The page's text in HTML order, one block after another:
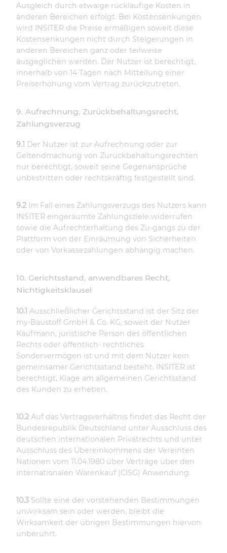
Ausgleich durch etwaige rückläufige Kosten in
anderen Bereichen erfolgt. Bei Kostensenkungen
wird INSITER die Preise ermäßigen soweit diese
Kostensenkungen nicht durch Steigerungen in
anderen Bereichen ganz oder teilweise
ausgeglichen werden. Der Nutzer ist berechtigt,
innerhalb von 14 Tagen nach Mitteilung einer
Preiserhöhung vom Vertrag zurückzutreten.
9. Aufrechnung, Zurückbehaltungsrecht,
Zahlungsverzug
9.1 Der Nutzer ist zur Aufrechnung oder zur
Geltendmachung von Zurückbehaltungsrechten
nur berechtigt, soweit seine Gegenansprüche
unbestritten oder rechtskräftig festgestellt sind.
9.2 Im Fall eines Zahlungsverzugs des Nutzers kann
INSITER eingeräumte Zahlungsziele widerrufen
sowie die Aufrechterhaltung des Zu-gangs zu der
Plattform von der Einräumung von Sicherheiten
oder von Vorkassezahlungen abhängig machen.
10. Gerichtsstand, anwendbares Recht,
Nichtigkeitsklausel
10.1 Ausschließlicher Gerichtsstand ist der Sitz der
my-Baustoff GmbH & Co. KG, soweit der Nutzer
Kaufmann, juristische Person des öffentlichen
Rechts oder öffentlich- rechtliches
Sondervermögen ist und mit dem Nutzer kein
gemeinsamer Gerichtsstand besteht. INSITER ist
berechtigt, Klage am allgemeinen Gerichtsstand
des Kunden zu erheben.
10.2 Auf das Vertragsverhältnis findet das Recht der
Bundesrepublik Deutschland unter Ausschluss des
deutschen internationalen Privatrechts und unter
Ausschluss des Übereinkommens der Vereinten
Nationen vom 11.04.1980 über Verträge über den
internationalen Warenkauf (CISG) Anwendung.
10.3 Sollte eine der vorstehenden Bestimmungen
unwirksam sein oder werden, bleibt die
Wirksamkeit der übrigen Bestimmungen hiervon
unberührt.